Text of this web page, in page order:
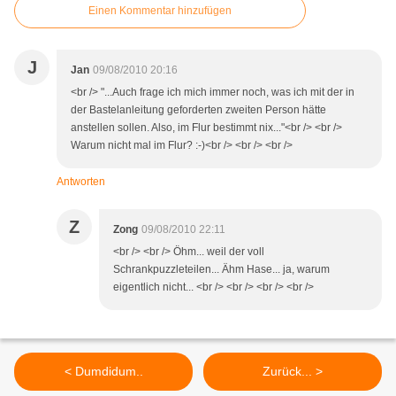
Einen Kommentar hinzufügen
J Jan 09/08/2010 20:16
<br /> "...Auch frage ich mich immer noch, was ich mit der in
der Bastelanleitung geforderten zweiten Person hätte
anstellen sollen. Also, im Flur bestimmt nix..."<br /> <br />
Warum nicht mal im Flur? :-)<br /> <br /> <br />
Antworten
Z Zong 09/08/2010 22:11
<br /> <br /> Öhm... weil der voll
Schrankpuzzleteilen... Ähm Hase... ja, warum
eigentlich nicht... <br /> <br /> <br /> <br />
< Dumdidum.. Zurück... >